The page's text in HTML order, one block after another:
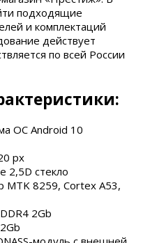
подходящие
и комплектаций
действует
по всей России
ОС Android 10
px
2,5D стекло
MTK 8259, Cortex A53,
2Gb